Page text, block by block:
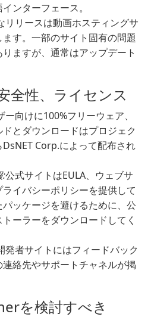
ンターフェース。
リリースは動画ホスティングサ
す。一部のサイト固有の問題
ますが、通常はアップデート
全性、ライセンス
ー向けに100%フリーウェア、
とダウンロードはプロジェク
DsNET Corp.によって配布され
:公式サイトはEULA、ウェブサ
イバシーポリシーを提供して
ッケージを避けるために、公
ーラーをダウンロードしてく
発者サイトにはフィードバック
絡先やサポートチャネルが掲
を検討すべき